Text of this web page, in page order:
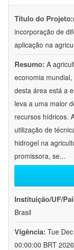
Título do Projeto:
incorporação de
aplicação na
Resumo: A
economia
desta área está a
leva a uma maior
recursos hídricos.
utilização de
hidrogel na
promissora, se...
Instituição/UF/
Brasil
Vigência: Tue
00:00:00 BRT 2026